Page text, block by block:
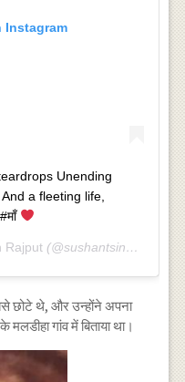
Instagram
Unending
a fleeting life,
Rajput(@sushantsinghrajput) on
छोटे थे, और उन्होंने अपना
गांव में बिताया था।